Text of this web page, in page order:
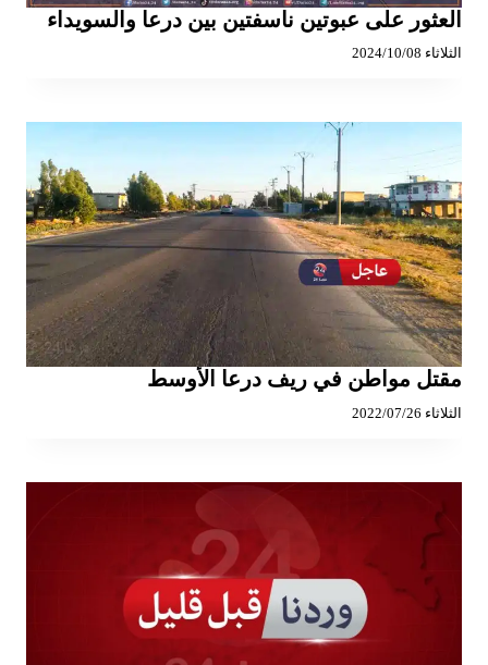
العثور على عبوتين ناسفتين بين درعا والسويداء
الثلاثاء 2024/10/08
مقتل مواطن في ريف درعا الأوسط
الثلاثاء 2022/07/26